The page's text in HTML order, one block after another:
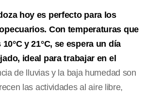
hoy es perfecto para los
Con temperaturas que
y 21°C, se espera un día
ideal para trabajar en el
de lluvias y la baja humedad son
las actividades al aire libre,